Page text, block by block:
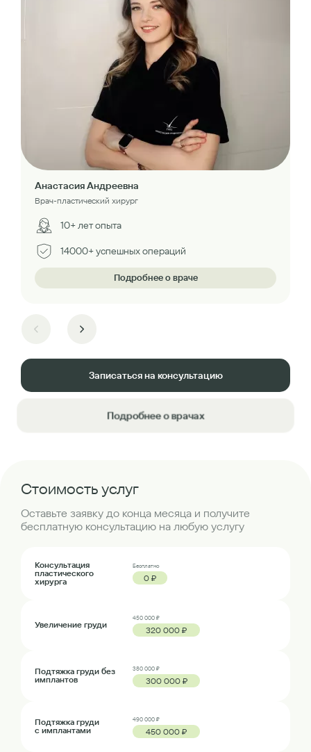
Анастасия Андреевна
Врач-пластический хирург
10+ лет опыта
14000+ успешных операций
Подробнее о враче
Записаться на консультацию
Подробнее о врачах
Стоимость услуг
Оставьте заявку до конца месяца и получите
бесплатную консультацию на любую услугу
Консультация
пластического
хирурга
Бесплатно
0 ₽
Увеличение груди
450 000 ₽
320 000 ₽
Подтяжка груди без
имплантов
380 000 ₽
300 000 ₽
Подтяжка груди
с имплантами
490 000 ₽
450 000 ₽